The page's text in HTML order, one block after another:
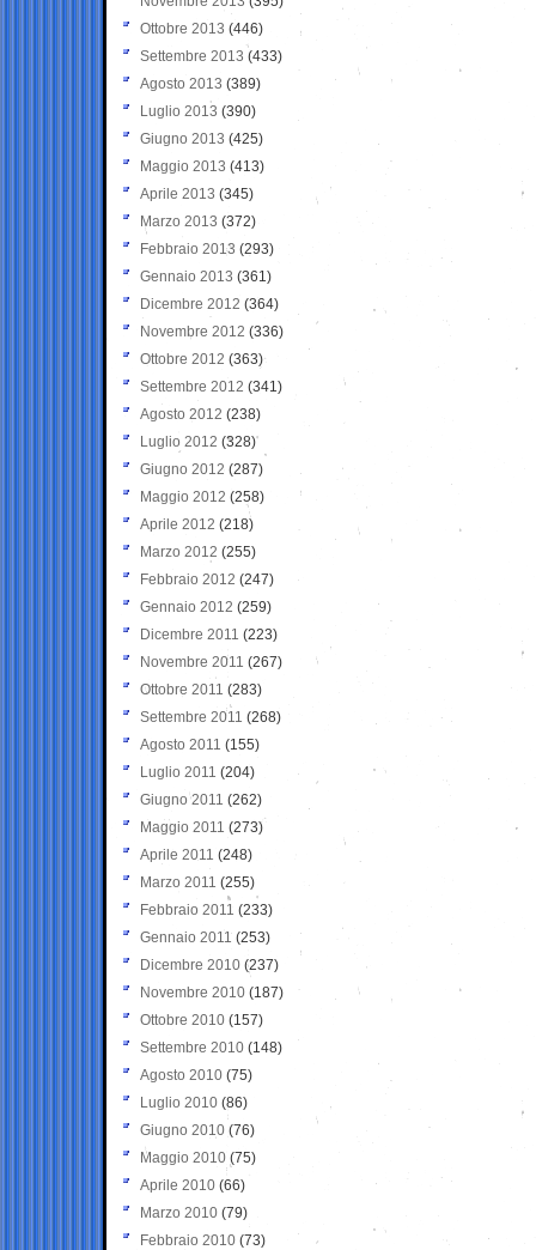
Ottobre 2013 (446)
Settembre 2013 (433)
Agosto 2013 (389)
Luglio 2013 (390)
Giugno 2013 (425)
Maggio 2013 (413)
Aprile 2013 (345)
Marzo 2013 (372)
Febbraio 2013 (293)
Gennaio 2013 (361)
Dicembre 2012 (364)
Novembre 2012 (336)
Ottobre 2012 (363)
Settembre 2012 (341)
Agosto 2012 (238)
Luglio 2012 (328)
Giugno 2012 (287)
Maggio 2012 (258)
Aprile 2012 (218)
Marzo 2012 (255)
Febbraio 2012 (247)
Gennaio 2012 (259)
Dicembre 2011 (223)
Novembre 2011 (267)
Ottobre 2011 (283)
Settembre 2011 (268)
Agosto 2011 (155)
Luglio 2011 (204)
Giugno 2011 (262)
Maggio 2011 (273)
Aprile 2011 (248)
Marzo 2011 (255)
Febbraio 2011 (233)
Gennaio 2011 (253)
Dicembre 2010 (237)
Novembre 2010 (187)
Ottobre 2010 (157)
Settembre 2010 (148)
Agosto 2010 (75)
Luglio 2010 (86)
Giugno 2010 (76)
Maggio 2010 (75)
Aprile 2010 (66)
Marzo 2010 (79)
Febbraio 2010 (73)